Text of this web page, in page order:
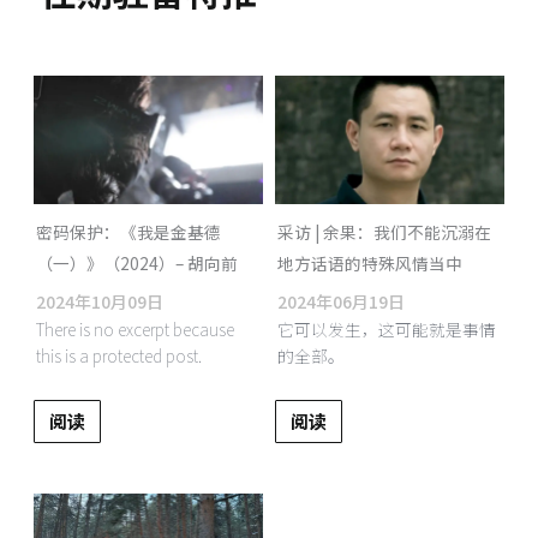
密码保护：《我是金基德
（一）》（2024）– 胡向前
2024年10月09日
There is no excerpt because
this is a protected post.
阅读
采访 | 余果：我们不能沉溺在
地方话语的特殊风情当中
2024年06月19日
它可以发生，这可能就是事情
的全部。
阅读